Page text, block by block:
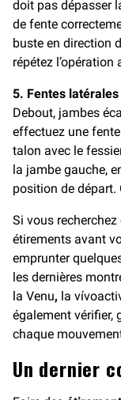
doit pas dépasser
de fente
buste en direction
répétez l’opération
5. Fentes latérales
Debout, jambes
effectuez une
talon avec le
la jambe gauche,
position de départ.
Si vous recherchez
étirements avant
emprunter
les dernières
la Venu, la
également vérifier,
chaque
Un dernier